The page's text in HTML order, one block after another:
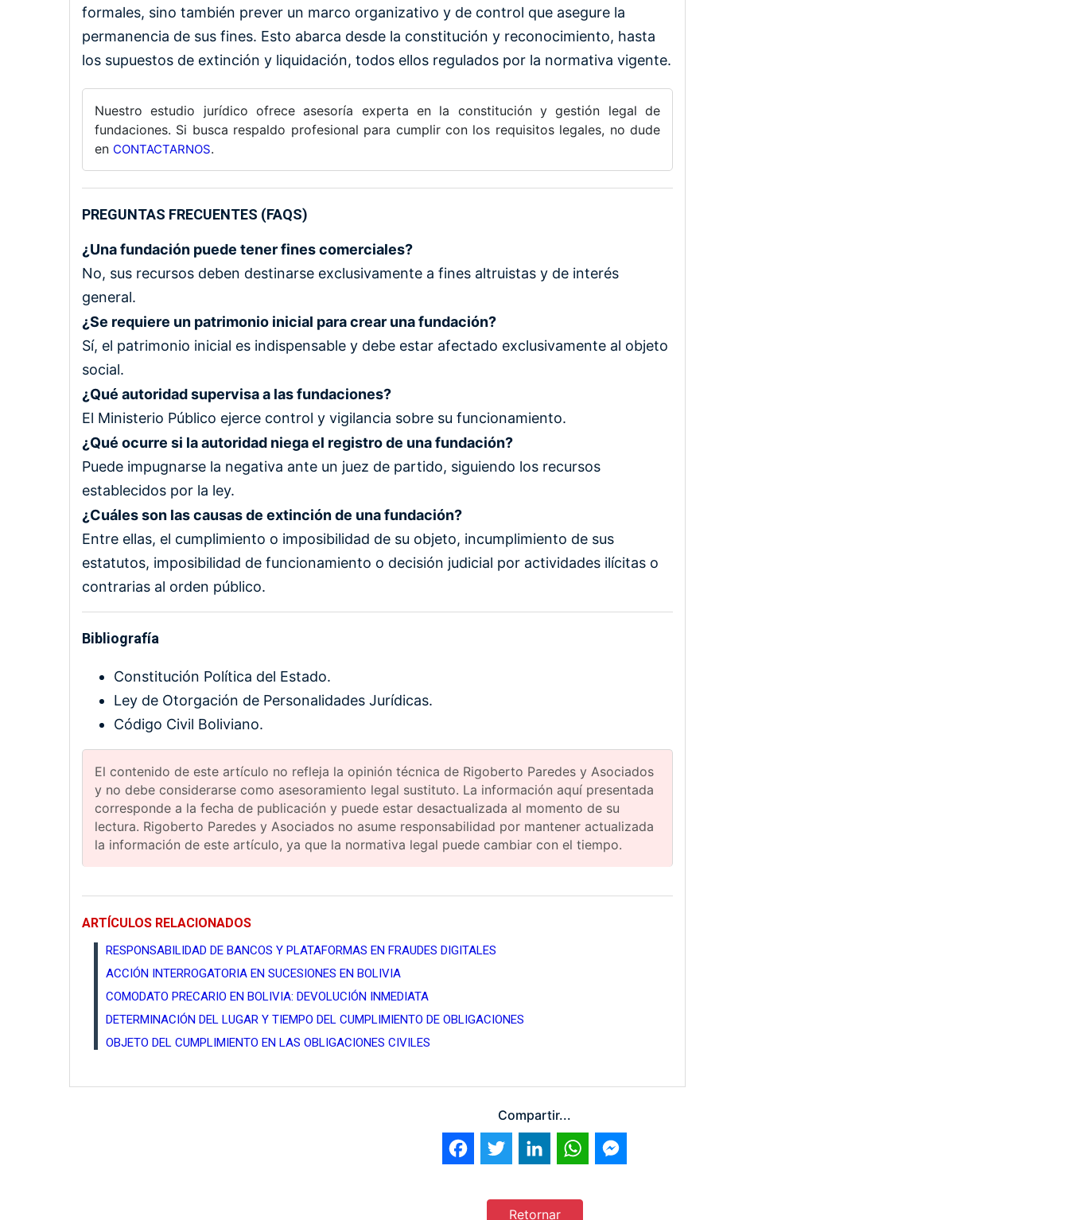
formales, sino también prever un marco organizativo y de control que asegure la
permanencia de sus fines. Esto abarca desde la constitución y reconocimiento, hasta
los supuestos de extinción y liquidación, todos ellos regulados por la normativa vigente.
Nuestro estudio jurídico ofrece asesoría experta en la constitución y gestión legal de
fundaciones. Si busca respaldo profesional para cumplir con los requisitos legales, no dude
en CONTACTARNOS.
PREGUNTAS FRECUENTES (FAQS)
¿Una fundación puede tener fines comerciales?
No, sus recursos deben destinarse exclusivamente a fines altruistas y de interés
general.
¿Se requiere un patrimonio inicial para crear una fundación?
Sí, el patrimonio inicial es indispensable y debe estar afectado exclusivamente al objeto
social.
¿Qué autoridad supervisa a las fundaciones?
El Ministerio Público ejerce control y vigilancia sobre su funcionamiento.
¿Qué ocurre si la autoridad niega el registro de una fundación?
Puede impugnarse la negativa ante un juez de partido, siguiendo los recursos
establecidos por la ley.
¿Cuáles son las causas de extinción de una fundación?
Entre ellas, el cumplimiento o imposibilidad de su objeto, incumplimiento de sus
estatutos, imposibilidad de funcionamiento o decisión judicial por actividades ilícitas o
contrarias al orden público.
Bibliografía
Constitución Política del Estado.
Ley de Otorgación de Personalidades Jurídicas.
Código Civil Boliviano.
El contenido de este artículo no refleja la opinión técnica de Rigoberto Paredes y Asociados
y no debe considerarse como asesoramiento legal sustituto. La información aquí presentada
corresponde a la fecha de publicación y puede estar desactualizada al momento de su
lectura. Rigoberto Paredes y Asociados no asume responsabilidad por mantener actualizada
la información de este artículo, ya que la normativa legal puede cambiar con el tiempo.
ARTÍCULOS RELACIONADOS
RESPONSABILIDAD DE BANCOS Y PLATAFORMAS EN FRAUDES DIGITALES
ACCIÓN INTERROGATORIA EN SUCESIONES EN BOLIVIA
COMODATO PRECARIO EN BOLIVIA: DEVOLUCIÓN INMEDIATA
DETERMINACIÓN DEL LUGAR Y TIEMPO DEL CUMPLIMIENTO DE OBLIGACIONES
OBJETO DEL CUMPLIMIENTO EN LAS OBLIGACIONES CIVILES
Compartir...
FacebookTwitter LinkedIn WhatsApp
Retornar